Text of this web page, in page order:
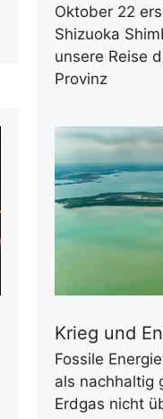
Oktober 22
Shizuoka
unsere Reise
Provinz
Krieg und
Fossile
als nachhaltig
Erdgas nicht